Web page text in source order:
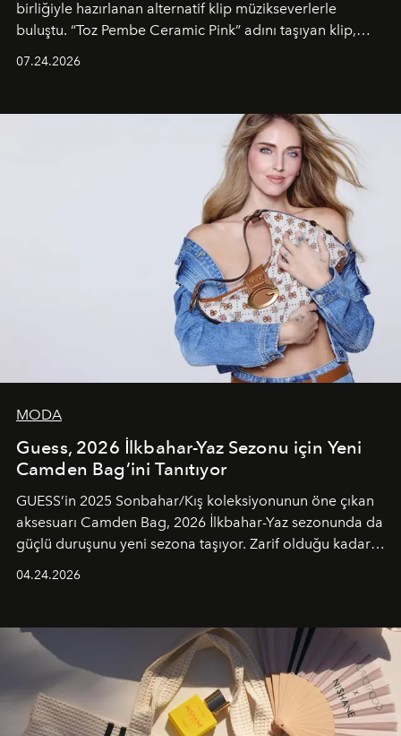
birliğiyle hazırlanan alternatif klip müzikseverlerle
buluştu. “Toz Pembe Ceramic Pink” adını taşıyan klip,
unsurlarından biri olarak öne çıkıyor.
07.24.2026
MODA
Guess, 2026 İlkbahar-Yaz Sezonu için Yeni
Camden Bag’ini Tanıtıyor
GUESS’in 2025 Sonbahar/Kış koleksiyonunun öne çıkan
aksesuarı Camden Bag, 2026 İlkbahar-Yaz sezonunda da
güçlü duruşunu yeni sezona taşıyor. Zarif olduğu kadar
04.24.2026